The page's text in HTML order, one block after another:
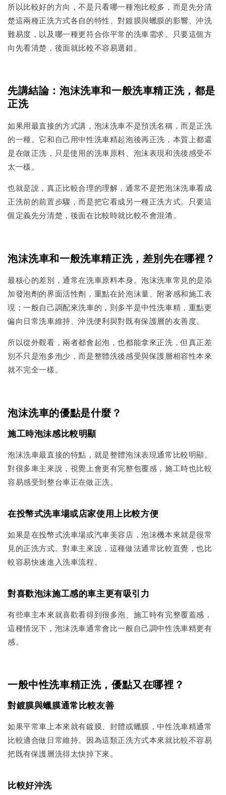
所以比較好的方向，不是只看哪一種泡比較多，而是先分清
楚這兩種正洗方式各自的特性、對鍍膜與蠟膜的影響、沖洗
難易度，以及哪一種更符合你平常的洗車需求。只要這個方
向先看清楚，後面就比較不容易選錯。
先講結論：泡沫洗車和一般洗車精正洗，都是
正洗
如果用最直接的方式講，泡沫洗車不是預洗名稱，而是正洗
的一種。它和自己用中性洗車精起泡後再正洗，本質上都還
是在做正洗，只是使用的洗車原料、泡沫表現和洗後感受不
太一樣。
也就是說，真正比較合理的理解，通常不是把泡沫洗車看成
正洗前的前置步驟，而是把它看成另一種正洗方式。只要這
個定義先分清楚，後面在比較時就比較不會混淆。
泡沫洗車和一般洗車精正洗，差別先在哪裡？
最核心的差別，通常在洗車原料本身。泡沫洗車常見的是添
加發泡劑的界面活性劑，重點在於泡沫量、附著感和施工表
現；一般自己調配來洗車的，則多半是中性洗車精，重點更
偏向日常洗車維持、沖洗便利與對既有保護層的友善度。
所以從外觀看，兩者都會起泡，也都能拿來正洗，但真正差
別不只是泡多泡少，而是整體洗後感受與保護層相容性本來
就不完全一樣。
泡沫洗車的優點是什麼？
施工時泡沫感比較明顯
泡沫洗車最直接的特點，就是整體泡沫表現通常比較明顯。
對很多車主來說，視覺上會更有完整包覆感，施工時也比較
容易感受到整台車正在做正洗。
在投幣式洗車場或店家使用上比較方便
如果是在投幣式洗車場或汽車美容店，泡沫機本來就是很常
見的正洗方式。對車主來說，這種做法通常比較直覺，也比
較容易快速進入洗車流程。
對喜歡泡沫施工感的車主更有吸引力
有些車主本來就喜歡看得到很多泡、施工時有完整覆蓋感，
這種情況下，泡沫洗車通常會比一般自己調中性洗車精更有
感。
一般中性洗車精正洗，優點又在哪裡？
對鍍膜與蠟膜通常比較友善
如果平常車上本來就有鍍膜、封體或蠟膜，中性洗車精通常
比較適合做日常維持。因為這類正洗方式本來就比較不容易
把既有保護層洗得太快掉下來。
比較好沖洗